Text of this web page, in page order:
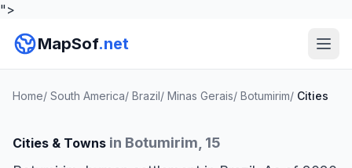
">
MapSof.net
Home/ South America/ Brazil/ Minas Gerais/ Botumirim/ Cities
Cities & Towns in Botumirim, 15